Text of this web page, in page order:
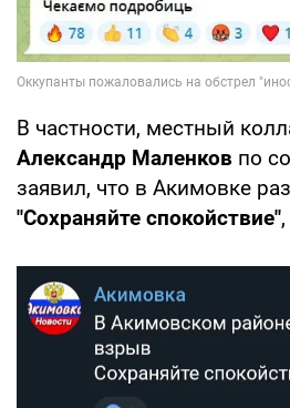
В частности, местный
Александр Маленков по
заявил, что в Акимовке
"Сохраняйте спокойствие"